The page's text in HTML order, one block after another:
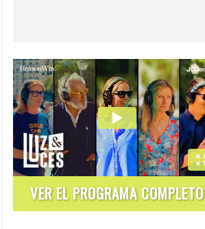
VER EL PROGRAMA COMPLETO